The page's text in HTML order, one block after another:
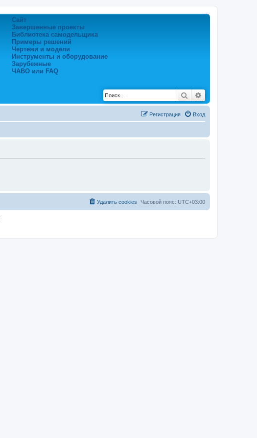
Сайт
Завершенные проекты
Библиотека самодельщика
Примеры решений
Чертежи и модели
Инструменты и оборудование
Зарубежные
ЧАВО или FAQ
Поиск
Вход
Регистрация
Часовой пояс: UTC+03:00
Удалить cookies